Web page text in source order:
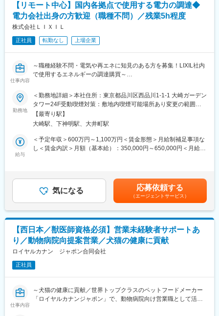
がいを感じられます。
４、社内は社長、副社長問わず「さん」付けで呼び合う風通しの
良い風土があり、これまでの新卒社員の定着率は9割超と勤務しや
すい風土が整っています。
５、開発・製造～販売まで全て自社にて一気通貫で行っていま
変更の範囲：会社の定める業務
【リモート中心】国内各拠点で使用する電力の調達◆
電力会社出身の方歓迎（職種不問）／残業5h程度
株式会社ＬＩＸＩＬ
正社員 転勤なし 上場企業
仕事内容
～職種経験不問・電気や再エネに知見のある方を募集！LIXIL社内
で使用するエネルギーの調達購買～
■概要：
LIXILでは国内だけで36か所の生産拠点と113か所のショールーム
を有しており、日々の消費エネルギー(電気・ガス)は膨大なものと
なっています。
コロナ以降、エネルギー市況の大きな変動やメニュー・契約方法
の多様化等により上記のコストは会社業績に多大なインパクトを
与えるものとして年々社内における重要度・注目度が増していま
マに一緒に取り組むエネルギー導入・再エネ促進スタッフ（購買
担当）を募集します。
における新電力開発や新メニュー採用などの施策を立案・実行す
る事により貢献することができます。
◎エネルギー (主に再エネ含む電気) における導入最適化・コスト
削減の情報収集と開拓 [取引先面談、文献など]
◎上記の新規取引先・新電気メニュー・再エネ手段の情報をベー
スにした企画・提案・調整・実行
◎各企画や提案の導入・問題解決
■働き方：
勤務地
＜勤務地詳細＞本社住所：東京都品川区西品川1-1-1 大崎ガーデン
タワー24F受動喫煙対策：敷地内喫煙可能場所あり変更の範囲：
会社の定める事業所（リモートワーク含む）
【最寄り駅】
大崎駅、下神明駅、大井町駅
給与
＜予定年収＞600万円～1,100万円＜賃金形態＞月給制補足事項な
し＜賃金内訳＞月額（基本給）：350,000円～650,000円＜月給＞
あり、選考を通じて上下する可能性があります。月給(月額)は固定
手当を含めた表記です。
気になる 応募依頼する
（エージェントサービス）
【西日本／獣医師資格必須】営業未経験者サポートあ
り／動物病院向提案営業／犬猫の健康に貢献
ロイヤルカナン ジャポン合同会社
正社員
仕事内容
～犬猫の健康に貢献／世界トップクラスのペットフードメーカー
「ロイヤルカナンジャポン」で、動物病院向け営業職として活躍